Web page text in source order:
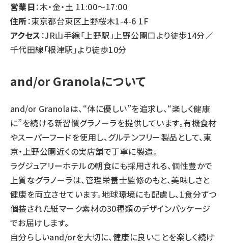
営業日：木・金・土 11:00～17:00
住所：東京都台東区上野桜木1-4-6 1F
アクセス ：JR山手線「上野駅」上野公園口より徒歩14分／
千代田線「根津駅」より徒歩10分
and/or Granolaについて
and/or Granolaは、“体に優しい”を追求し、“楽しく健康
に”を続ける新習慣グラノーラを提供しています。有機食材
やスーパーフードを使用し、グルテンフリー製品として、東
京・上野公園近くの実店舗で丁寧に製造。
ラグジュアリーホテルの朝食にも採用される、個性豊かで
上質なグラノーラは、管理栄養士監修のもと、美味しさと
健康を両立させています。地球環境にも配慮し、1食分ずつ
個装された紙マーク素材の30種類のデザインパッケージ
でお届けします。
自分らしいand/orを大切に、健康に良いことを楽しく続け